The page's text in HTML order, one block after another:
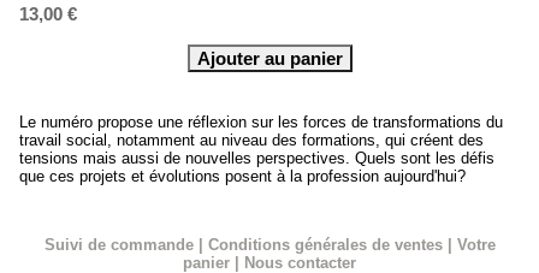
13,00 €
Le numéro propose une réflexion sur les forces de transformations du
travail social, notamment au niveau des formations, qui créent des
tensions mais aussi de nouvelles perspectives. Quels sont les défis
que ces projets et évolutions posent à la profession aujourd'hui?
Suivi de commande | Conditions générales de ventes | Votre
panier | Nous contacter